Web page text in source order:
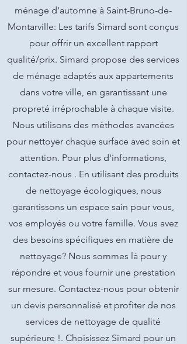
ménage d'automne à Saint-Bruno-de-
Montarville: Les tarifs Simard sont conçus
pour offrir un excellent rapport
qualité/prix. Simard propose des services
de ménage adaptés aux appartements
dans votre ville, en garantissant une
propreté irréprochable à chaque visite.
Nous utilisons des méthodes avancées
pour nettoyer chaque surface avec soin et
attention. Pour plus d'informations,
contactez-nous . En utilisant des produits
de nettoyage écologiques, nous
garantissons un espace sain pour vous,
vos employés ou votre famille. Vous avez
des besoins spécifiques en matière de
nettoyage? Nous sommes là pour y
répondre et vous fournir une prestation
sur mesure. Contactez-nous pour obtenir
un devis personnalisé et profiter de nos
services de nettoyage de qualité
supérieure !. Choisissez Simard pour un